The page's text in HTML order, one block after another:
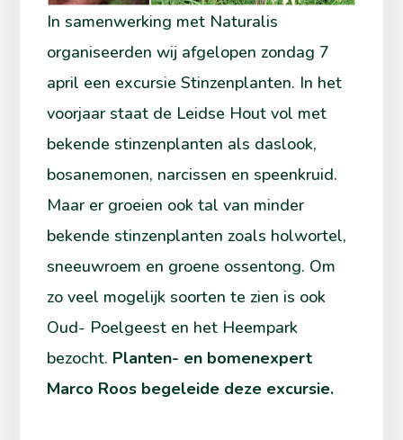
In samenwerking met Naturalis
organiseerden wij afgelopen zondag 7
april een excursie Stinzenplanten. In het
voorjaar staat de Leidse Hout vol met
bekende stinzenplanten als daslook,
bosanemonen, narcissen en speenkruid.
Maar er groeien ook tal van minder
bekende stinzenplanten zoals holwortel,
sneeuwroem en groene ossentong. Om
zo veel mogelijk soorten te zien is ook
Oud- Poelgeest en het Heempark
bezocht. Planten- en bomenexpert
Marco Roos begeleide deze excursie.